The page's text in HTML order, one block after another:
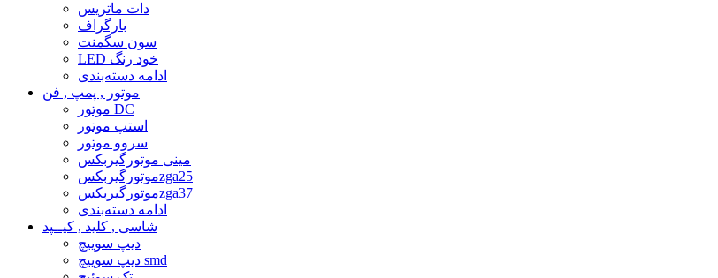
دات ماتریس
بارگراف
سون سگمنت
LED خود رنگ
ادامه دسته‌بندی
موتور , پمپ , فن
موتور DC
استپ موتور
سروو موتور
مینی موتورگیربکس
موتورگیربکسzga25
موتورگیربکسzga37
ادامه دسته‌بندی
شاسی , کلید , کیــپد
دیپ سوییچ
دیپ سوییچ smd